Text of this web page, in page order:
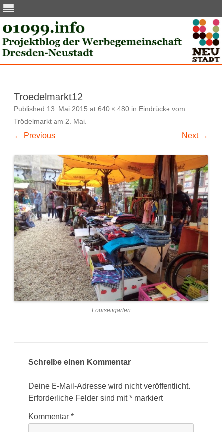
Troedelmarkt12
Published 13. Mai 2015 at 640 × 480 in Eindrücke vom
Trödelmarkt am 2. Mai.
← Previous Next →
Louisengarten
Schreibe einen Kommentar
Deine E-Mail-Adresse wird nicht veröffentlicht.
Erforderliche Felder sind mit* markiert
Kommentar *